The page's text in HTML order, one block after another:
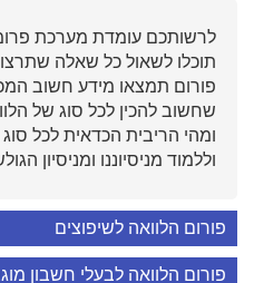
לרשותכם עומדת מערכת
תוכלו לשאול כל שאלה
פורום תמצאו מידע חשוב
שחשוב להכין לכל סוג של
ומהי הריבית הכדאית לכל
וללמוד מניסיוננו ומניסיון
פורום הלוואה לשיפוצים
פורום הלוואה לבעלי חשבון